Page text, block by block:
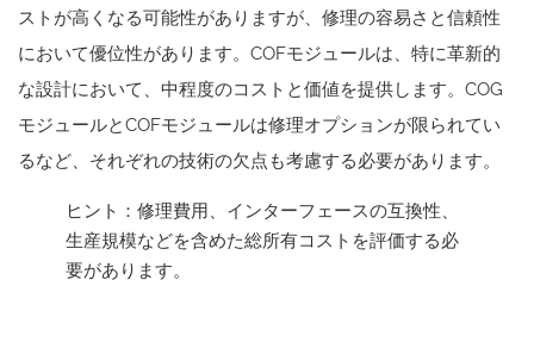
ストが高くなる可能性がありますが、修理の容易さと信頼性
において優位性があります。COFモジュールは、特に革新的
な設計において、中程度のコストと価値を提供します。COG
モジュールとCOFモジュールは修理オプションが限られてい
るなど、それぞれの技術の欠点も考慮する必要があります。
ヒント：修理費用、インターフェースの互換性、
生産規模などを含めた総所有コストを評価する必
要があります。